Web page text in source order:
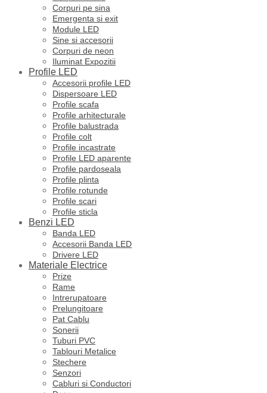
Corpuri pe sina
Emergenta si exit
Module LED
Sine si accesorii
Corpuri de neon
Iluminat Expozitii
Profile LED
Accesorii profile LED
Dispersoare LED
Profile scafa
Profile arhitecturale
Profile balustrada
Profile colt
Profile incastrate
Profile LED aparente
Profile pardoseala
Profile plinta
Profile rotunde
Profile scari
Profile sticla
Benzi LED
Banda LED
Accesorii Banda LED
Drivere LED
Materiale Electrice
Prize
Rame
Intrerupatoare
Prelungitoare
Pat Cablu
Sonerii
Tuburi PVC
Tablouri Metalice
Stechere
Senzori
Cabluri si Conductori